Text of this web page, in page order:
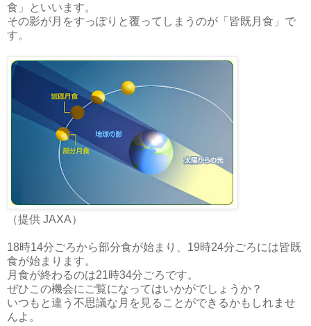
食」といいます。
その影が月をすっぽりと覆ってしまうのが「皆既月食」で
す。
（提供 JAXA）
18時14分ごろから部分食が始まり、19時24分ごろには皆既
食が始まります。
月食が終わるのは21時34分ごろです。
ぜひこの機会にご覧になってはいかがでしょうか？
いつもと違う不思議な月を見ることができるかもしれませ
んよ。